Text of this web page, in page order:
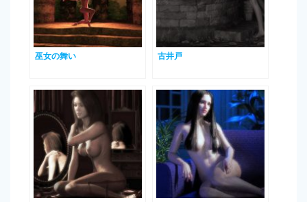
巫女の舞い 古井戸